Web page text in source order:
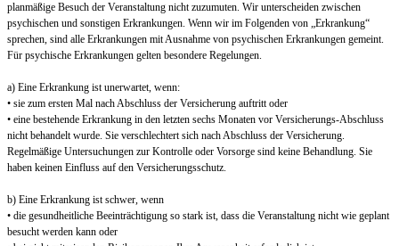
planmäßige Besuch der Veranstaltung nicht zuzumuten. Wir unterscheiden zwischen
psychischen und sonstigen Erkrankungen. Wenn wir im Folgenden von „Erkrankung“
sprechen, sind alle Erkrankungen mit Ausnahme von psychischen Erkrankungen gemeint.
Für psychische Erkrankungen gelten besondere Regelungen.
a) Eine Erkrankung ist unerwartet, wenn:
• sie zum ersten Mal nach Abschluss der Versicherung auftritt oder
• eine bestehende Erkrankung in den letzten sechs Monaten vor Versicherungs-Abschluss
nicht behandelt wurde. Sie verschlechtert sich nach Abschluss der Versicherung.
Regelmäßige Untersuchungen zur Kontrolle oder Vorsorge sind keine Behandlung. Sie
haben keinen Einfluss auf den Versicherungsschutz.
b) Eine Erkrankung ist schwer, wenn
• die gesundheitliche Beeinträchtigung so stark ist, dass die Veranstaltung nicht wie geplant
besucht werden kann oder